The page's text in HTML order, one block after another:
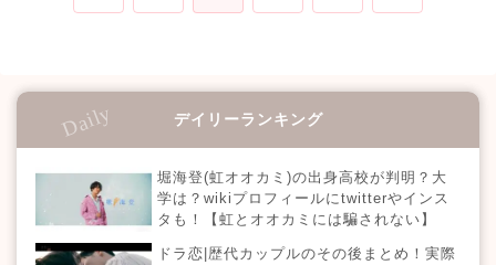
デイリーランキング
堀海登(虹オオカミ)の出身高校が判明？大
学は？wikiプロフィールにtwitterやインス
タも！【虹とオオカミには騙されない】
ドラ恋|歴代カップルのその後まとめ！実際